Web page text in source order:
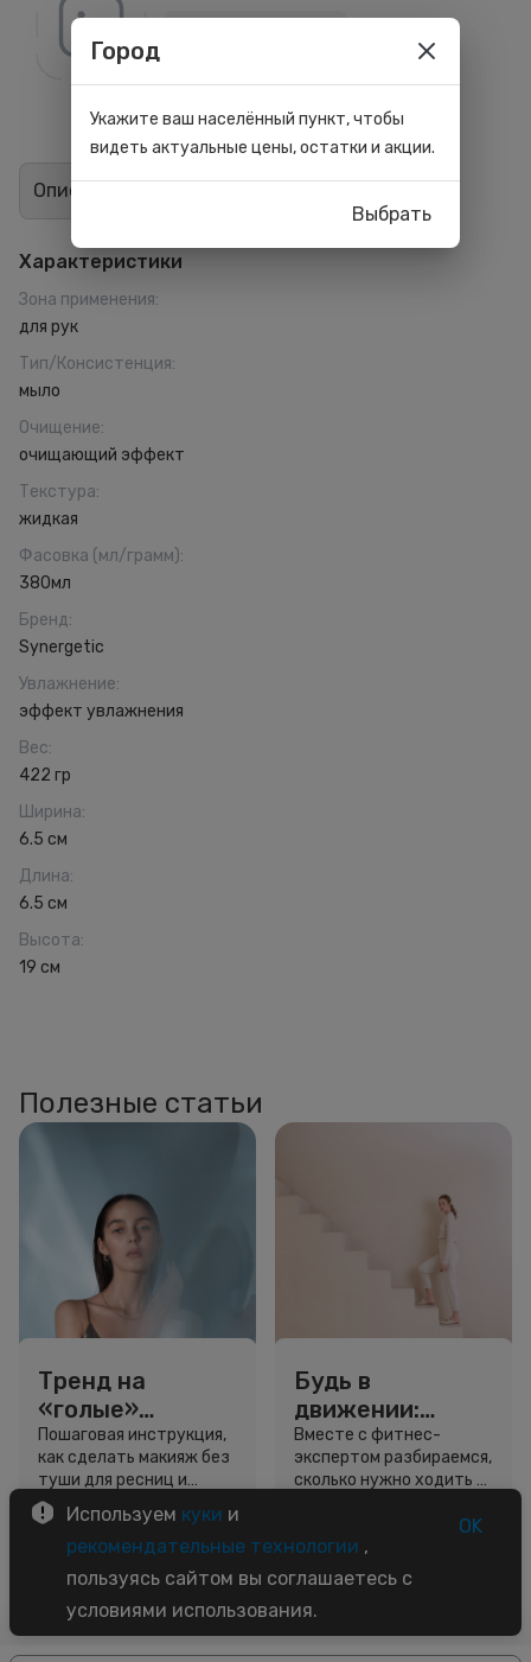
Описание
Характеристики
Зона применения:
для рук
Тип/Консистенция:
мыло
Очищение:
очищающий эффект
Текстура:
жидкая
Фасовка (мл/грамм):
380мл
Бренд:
Synergetic
Увлажнение:
эффект увлажнения
Вес:
422 гр
Ширина:
6.5 см
Длина:
6.5 см
Высота:
19 см
Полезные статьи
Тренд на
«голые»
ресницы: как
выглядеть
свежо, не
используя тушь
Пошаговая инструкция,
как сделать макияж без
туши для ресниц и
звёздный образ для
вдохновения.
3 минуты
Будь в
движении:
сколько нужно
шагов для
красоты и
Вместе с фитнес-
экспертом разбираемся,
сколько нужно ходить и
5 минут
Используем куки и
рекомендательные технологии ,
пользуясь сайтом вы соглашаетесь с
условиями использования.
OK
Город
Укажите ваш населённый пункт, чтобы
видеть актуальные цены, остатки и акции.
Выбрать